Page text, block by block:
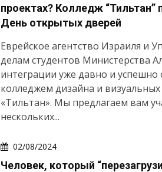
проектах? Колледж “Тильтан”
День открытых дверей
Еврейское агентство Израиля и
делам студентов Министерства
интеграции уже давно и успешно
колледжем дизайна и
«Тильтан». Мы предлагаем вам
нескольких...
02/08/2024
Человек, который